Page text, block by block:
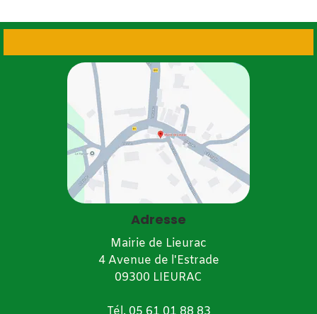
Adresse
Mairie de Lieurac
4 Avenue de l'Estrade
09300 LIEURAC